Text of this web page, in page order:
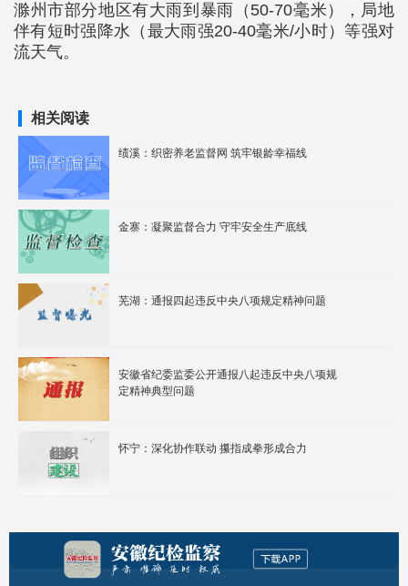
滁州市部分地区有大雨到暴雨（50-70毫米），局地
伴有短时强降水（最大雨强20-40毫米/小时）等强对
流天气。
相关阅读
绩溪：织密养老监督网 筑牢银龄幸福线
金寨：凝聚监督合力 守牢安全生产底线
芜湖：通报四起违反中央八项规定精神问题
安徽省纪委监委公开通报八起违反中央八项规
定精神典型问题
怀宁：深化协作联动 攥指成拳形成合力